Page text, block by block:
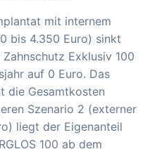
mit internem
bis 4.350 Euro) sinkt
Exklusiv 100
auf 0 Euro. Das
die Gesamtkosten
Szenario 2 (externer
liegt der Eigenanteil
100 ab dem